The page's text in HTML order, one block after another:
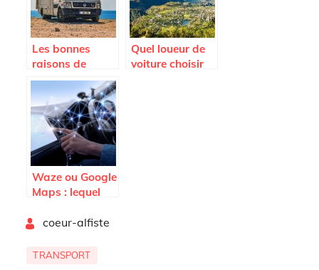
Les bonnes
raisons de
voyager en van
Quel loueur de
voiture choisir
Waze ou Google
Maps : lequel
pour vous ?
coeur-alfiste
TRANSPORT